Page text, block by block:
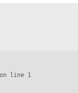
line 1